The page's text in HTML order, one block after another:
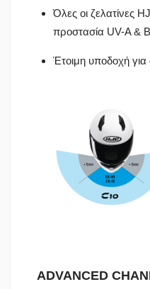
Όλες οι ζελατίνες
προστασία UV-A & B
Έτοιμη υποδοχή
ADVANCED